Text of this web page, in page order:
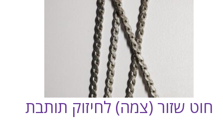
חוט שזור (צמה) לחיזוק תותבת